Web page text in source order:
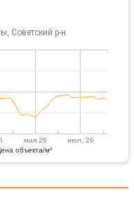
Советский р-н
объекта/м²
мая 26 июл. 26